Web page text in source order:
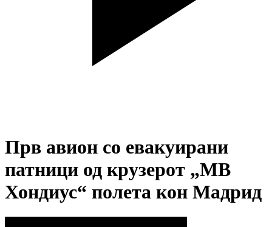
Прв авион со евакуирани
патници од крузерот „МВ
Хондиус“ полета кон Мадрид